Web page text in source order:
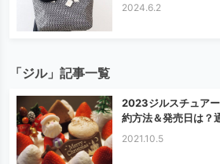
2024.6.2
「ジル」記事一覧
2023ジルスチュア
約方法＆発売日は？
2021.10.5